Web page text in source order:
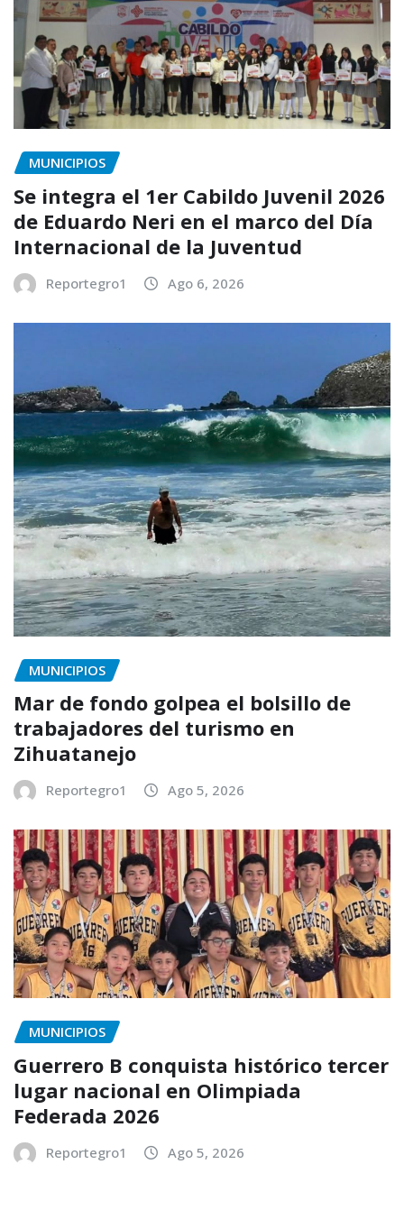
MUNICIPIOS
Se integra el 1er Cabildo Juvenil 2026
de Eduardo Neri en el marco del Día
Internacional de la Juventud
Reportegro1 Ago 6, 2026
MUNICIPIOS
Mar de fondo golpea el bolsillo de
trabajadores del turismo en
Zihuatanejo
Reportegro1 Ago 5, 2026
MUNICIPIOS
Guerrero B conquista histórico tercer
lugar nacional en Olimpiada
Federada 2026
Reportegro1 Ago 5, 2026